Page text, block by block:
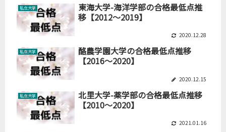
私立大学
東海大学-海洋学部の合格最低点推
移【2012～2019】
2020.12.28
私立大学
酪農学園大学の合格最低点推移
【2016～2020】
2020.12.15
私立大学
北里大学-薬学部の合格最低点推移
【2010～2020】
2021.01.16